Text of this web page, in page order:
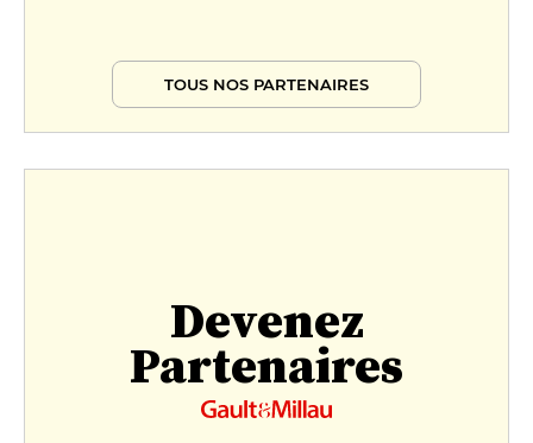
TOUS NOS PARTENAIRES
Devenez
Partenaires